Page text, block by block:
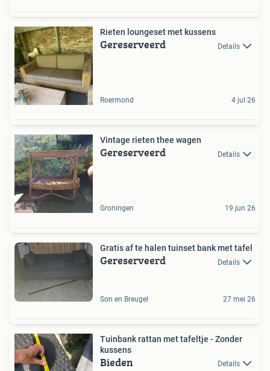
Rieten loungeset met kussens
Gereserveerd Details
Roermond 4 jul 26
Vintage rieten thee wagen
Gereserveerd Details
Groningen 19 jun 26
Gratis af te halen tuinset bank met tafel
Gereserveerd Details
Son en Breugel 27 mei 26
Tuinbank rattan met tafeltje - Zonder
kussens
Bieden Details